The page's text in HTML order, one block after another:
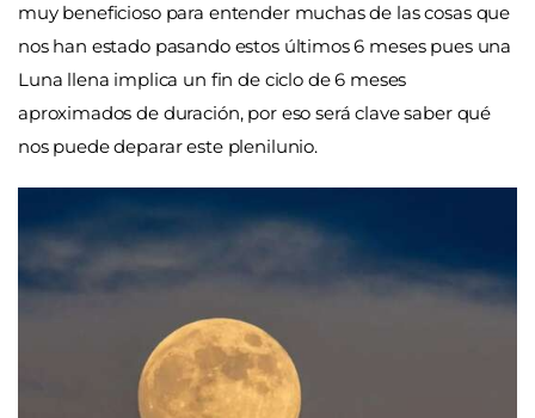
muy beneficioso para entender muchas de las cosas que
nos han estado pasando estos últimos 6 meses pues una
Luna llena implica un fin de ciclo de 6 meses
aproximados de duración, por eso será clave saber qué
nos puede deparar este plenilunio.